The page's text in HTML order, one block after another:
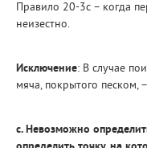
Правило 20-3с – когда
неизестно.
Исключение: В случае
мяча, покрытого песком,
с. Невозможно